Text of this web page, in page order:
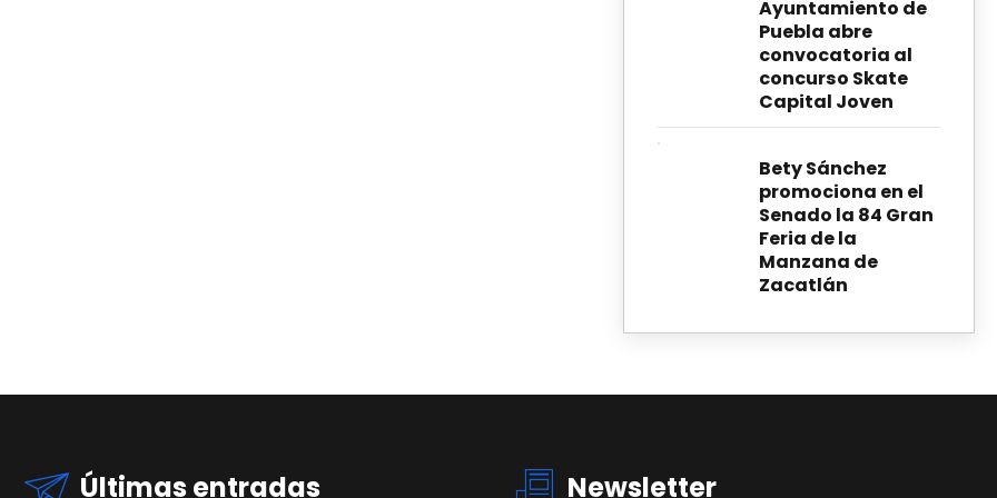
Ayuntamiento de
Puebla abre
convocatoria al
concurso Skate
Capital Joven
Bety Sánchez
promociona en el
Senado la 84 Gran
Feria de la
Manzana de
Zacatlán
Últimas entradas Newsletter